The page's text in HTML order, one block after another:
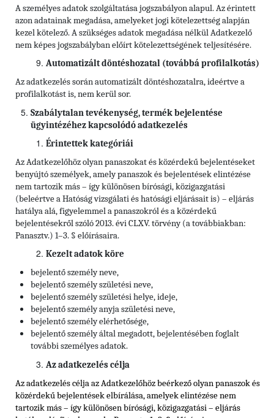
A személyes adatok szolgáltatása jogszabályon alapul. Az érintett
azon adatainak megadása, amelyeket jogi kötelezettség alapján
kezel kötelező. A szükséges adatok megadása nélkül Adatkezelő
nem képes jogszabályban előírt kötelezettségének teljesítésére.
Automatizált döntéshozatal (továbbá profilalkotás)
Az adatkezelés során automatizált döntéshozatalra, ideértve a
profilalkotást is, nem kerül sor.
Szabálytalan tevékenység, termék bejelentése
ügyintézéhez kapcsolódó adatkezelés
Érintettek kategóriái
Az Adatkezelőhöz olyan panaszokat és közérdekű bejelentéseket
benyújtó személyek, amely panaszok és bejelentések elintézése
nem tartozik más – így különösen bírósági, közigazgatási
(beleértve a Hatóság vizsgálati és hatósági eljárásait is) – eljárás
hatálya alá, figyelemmel a panaszokról és a közérdekű
bejelentésekről szóló 2013. évi CLXV. törvény (a továbbiakban:
Panasztv.) 1–3. § előírásaira.
Kezelt adatok köre
bejelentő személy neve,
bejelentő személy születési neve,
bejelentő személy születési helye, ideje,
bejelentő személy anyja születési neve,
bejelentő személy elérhetősége,
bejelentő személy által megadott, bejelentésében foglalt
további személyes adatok.
Az adatkezelés célja
Az adatkezelés célja az Adatkezelőhöz beérkező olyan panaszok és
közérdekű bejelentések elbírálása, amelyek elintézése nem
tartozik más – így különösen bírósági, közigazgatási – eljárás